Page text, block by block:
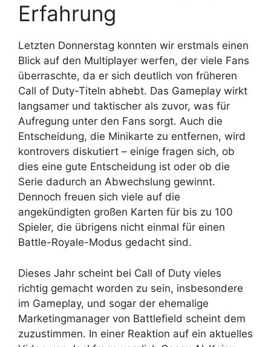
Erfahrung
Letzten Donnerstag konnten wir erstmals einen
Blick auf den Multiplayer werfen, der viele Fans
überraschte, da er sich deutlich von früheren
Call of Duty-Titeln abhebt. Das Gameplay wirkt
langsamer und taktischer als zuvor, was für
Aufregung unter den Fans sorgt. Auch die
Entscheidung, die Minikarte zu entfernen, wird
kontrovers diskutiert – einige fragen sich, ob
dies eine gute Entscheidung ist oder ob die
Serie dadurch an Abwechslung gewinnt.
Dennoch freuen sich viele auf die
angekündigten großen Karten für bis zu 100
Spieler, die übrigens nicht einmal für einen
Battle-Royale-Modus gedacht sind.
Dieses Jahr scheint bei Call of Duty vieles
richtig gemacht worden zu sein, insbesondere
im Gameplay, und sogar der ehemalige
Marketingmanager von Battlefield scheint dem
zuzustimmen. In einer Reaktion auf ein aktuelles